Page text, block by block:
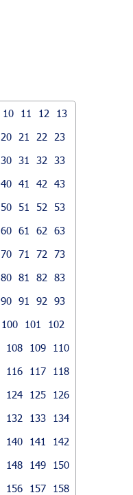
10 11 12
13
20 21 22
23
30 31 32
33
40 41 42
43
50 51 52
53
60 61 62
63
70 71 72
73
80 81 82
83
90 91 92
93
100 101
102
108 109
110
116 117
118
124 125
126
132 133
134
140 141
142
148 149
150
156 157
158